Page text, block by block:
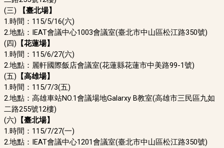
(三) 【臺北場】
1.時間：115/5/16(六)
2.地點：
IEAT會議中心1003會議室(臺北市中山區松江路350號)
(四) 【花蓮場】
1.時間：115/6/27(六)
2.地點： 麗軒國際飯店會議室(花蓮縣花蓮市中美路99-1號)
(五) 【高雄場】
1.時間：115/7/3(五)
2.地點：高雄車站NO.1會議場地Galarxy B教室(高雄市三民區九如
二路255號12樓)
(六) 【臺北場】
1.時間：115/7/27(一)
2.地點：
IEAT會議中心1201會議室(臺北市中山區松江路350號)